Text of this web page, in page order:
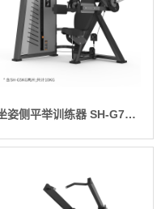
坐姿侧平举训练器 SH-G7806